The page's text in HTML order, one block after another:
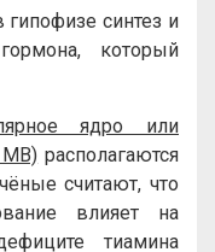
гипофизе синтез и
который
ядро или
располагаются
считают, что
влияет на
тиамина